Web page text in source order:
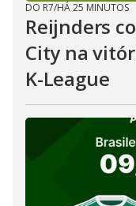
DO R7/HÁ 25 MINUTOS
Reijnders
City na
K-League